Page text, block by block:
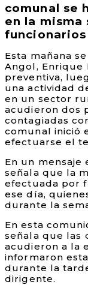
comunal se
en la
Esta mañana
Angol, Enrique
preventiva,
una actividad
en un sector
acudieron dos
contagiadas
comunal inició
efectuarse el
En un mensaje
señala que la
efectuada por
ese día,
durante la
En esta
señala que las
acudieron a la
informaron
durante la
dirigente.